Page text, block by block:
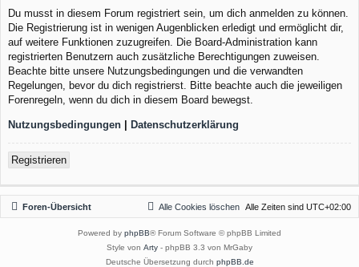
Du musst in diesem Forum registriert sein, um dich anmelden zu können.
Die Registrierung ist in wenigen Augenblicken erledigt und ermöglicht dir,
auf weitere Funktionen zuzugreifen. Die Board-Administration kann
registrierten Benutzern auch zusätzliche Berechtigungen zuweisen.
Beachte bitte unsere Nutzungsbedingungen und die verwandten
Regelungen, bevor du dich registrierst. Bitte beachte auch die jeweiligen
Forenregeln, wenn du dich in diesem Board bewegst.
Nutzungsbedingungen | Datenschutzerklärung
Registrieren
Foren-Übersicht Alle Zeiten sind UTC+02:00
Alle Cookies löschen
Powered by phpBB® Forum Software © phpBB Limited
Style von Arty - phpBB 3.3 von MrGaby
Deutsche Übersetzung durch phpBB.de